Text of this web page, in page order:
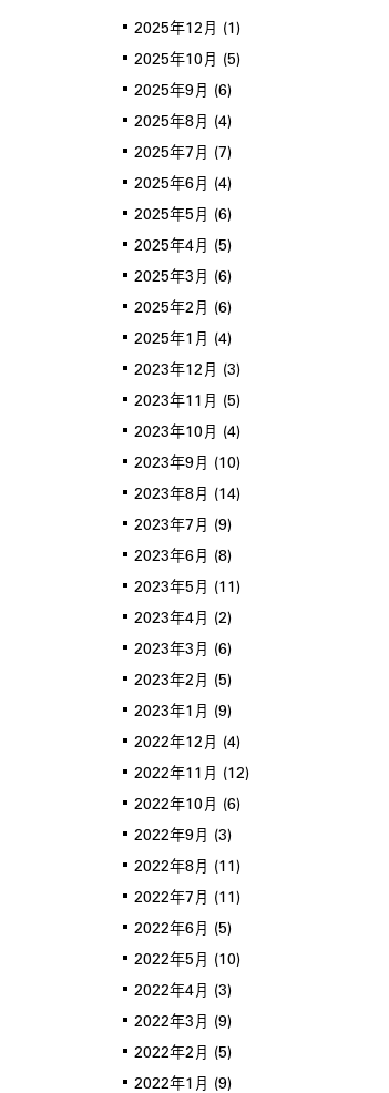
2025年12月 (1)
2025年10月 (5)
2025年9月 (6)
2025年8月 (4)
2025年7月 (7)
2025年6月 (4)
2025年5月 (6)
2025年4月 (5)
2025年3月 (6)
2025年2月 (6)
2025年1月 (4)
2023年12月 (3)
2023年11月 (5)
2023年10月 (4)
2023年9月 (10)
2023年8月 (14)
2023年7月 (9)
2023年6月 (8)
2023年5月 (11)
2023年4月 (2)
2023年3月 (6)
2023年2月 (5)
2023年1月 (9)
2022年12月 (4)
2022年11月 (12)
2022年10月 (6)
2022年9月 (3)
2022年8月 (11)
2022年7月 (11)
2022年6月 (5)
2022年5月 (10)
2022年4月 (3)
2022年3月 (9)
2022年2月 (5)
2022年1月 (9)